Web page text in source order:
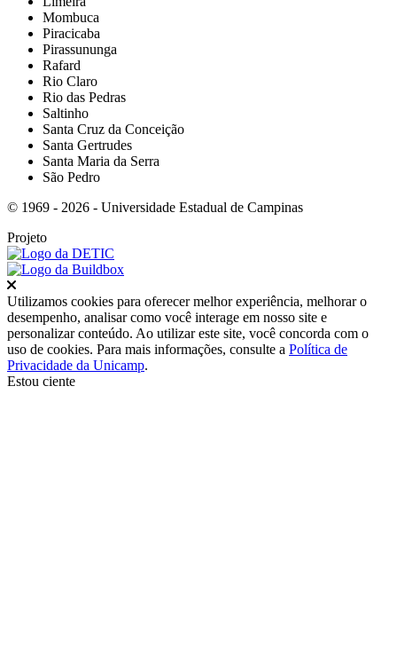
Mombuca
Piracicaba
Pirassununga
Rafard
Rio Claro
Rio das Pedras
Saltinho
Santa Cruz da Conceição
Santa Gertrudes
Santa Maria da Serra
São Pedro
© 1969 - 2026 - Universidade Estadual de Campinas
Projeto
Fechar
Utilizamos cookies para oferecer melhor experiência, melhorar o
desempenho, analisar como você interage em nosso site e
personalizar conteúdo. Ao utilizar este site, você concorda com o
uso de cookies. Para mais informações, consulte a Política de
Privacidade da Unicamp.
Estou ciente